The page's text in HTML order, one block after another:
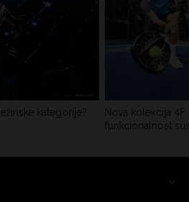
kategorije?
Nova kolekcija
funkcionalnost